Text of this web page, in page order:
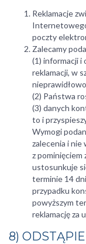
Reklamacje
poczty
Zalecamy
(1) informacji i
reklamacji, w
(2) Państwa
(3) danych
to i
Wymogi
zalecenia i nie
z pominięciem
ustosunkuje
terminie 14
przypadku
powyższym
reklamację za
8)